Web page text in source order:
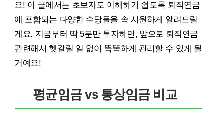
요! 이 글에서는 초보자도 이해하기 쉽도록 퇴직연금
에 포함되는 다양한 수당들을 속 시원하게 알려드릴
게요. 지금부터 딱 5분만 투자하면, 앞으로 퇴직연금
관련해서 헷갈릴 일 없이 똑똑하게 관리할 수 있게 될
거예요!
평균임금 vs 통상임금 비교